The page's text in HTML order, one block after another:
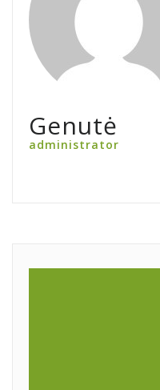
Genutė
administrator